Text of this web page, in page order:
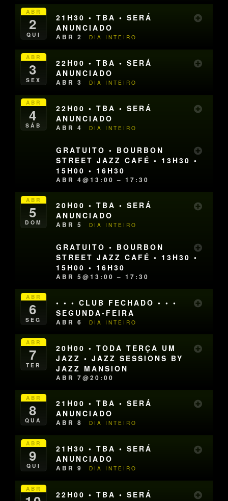
ABR
2
QUI
21H30 • TBA • SERÁ
ANUNCIADO
ABR 2 DIA INTEIRO
ABR
3
SEX
22H00 • TBA • SERÁ
ANUNCIADO
ABR 3 DIA INTEIRO
ABR
4
SÁB
22H00 • TBA • SERÁ
ANUNCIADO
ABR 4 DIA INTEIRO
GRATUITO • BOURBON
STREET JAZZ CAFÉ • 13H30 •
15H00 • 16H30
ABR 4@13:00 – 17:30
ABR
5
DOM
20H00 • TBA • SERÁ
ANUNCIADO
ABR 5 DIA INTEIRO
GRATUITO • BOURBON
STREET JAZZ CAFÉ • 13H30 •
15H00 • 16H30
ABR 5@13:00 – 17:30
ABR
6
SEG
• • • CLUB FECHADO • • •
SEGUNDA-FEIRA
ABR 6 DIA INTEIRO
ABR
7
TER
20H00 • TODA TERÇA UM
JAZZ • JAZZ SESSIONS BY
JAZZ MANSION
ABR 7@20:00
ABR
8
QUA
21H00 • TBA • SERÁ
ANUNCIADO
ABR 8 DIA INTEIRO
ABR
9
QUI
21H30 • TBA • SERÁ
ANUNCIADO
ABR 9 DIA INTEIRO
ABR
22H00 • TBA • SERÁ